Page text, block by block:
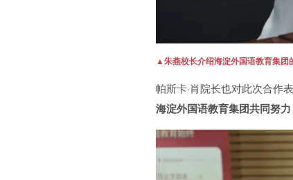
▲朱燕校长介绍海淀外国语教育集团
帕斯卡·肖院长也对此次合作
海淀外国语教育集团共同努